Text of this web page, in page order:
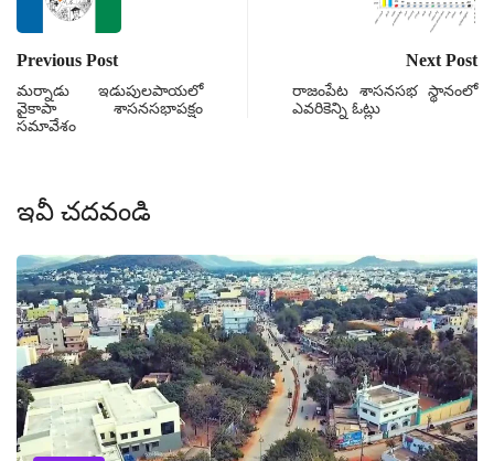
Previous Post
మర్నాడు ఇడుపులపాయలో
వైకాపా శాసనసభాపక్షం
సమావేశం
Next Post
రాజంపేట శాసనసభ స్థానంలో
ఎవరికెన్ని ఓట్లు
ఇవీ చదవండి